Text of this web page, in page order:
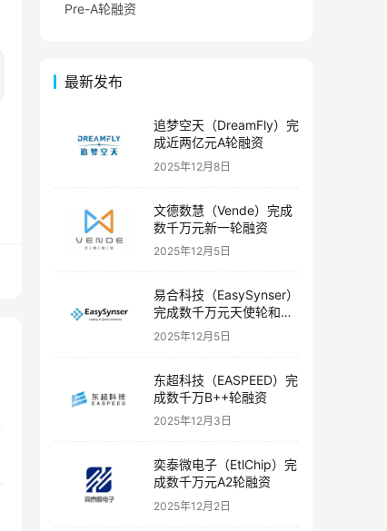
Pre-A轮融资
最新发布
追梦空天（DreamFly）完
成近两亿元A轮融资
2025年12月8日
文德数慧（Vende）完成
数千万元新一轮融资
2025年12月5日
易合科技（EasySynser）
完成数千万元天使轮和天
使+轮融资
2025年12月5日
东超科技（EASPEED）完
成数千万B++轮融资
2025年12月3日
奕泰微电子（EtlChip）完
成数千万元A2轮融资
2025年12月2日